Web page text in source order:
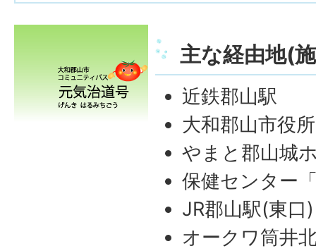
主な経由地(
近鉄郡山駅
大和郡山市役所
やまと郡山城
保健センター
JR郡山駅(東口)
オークワ筒井